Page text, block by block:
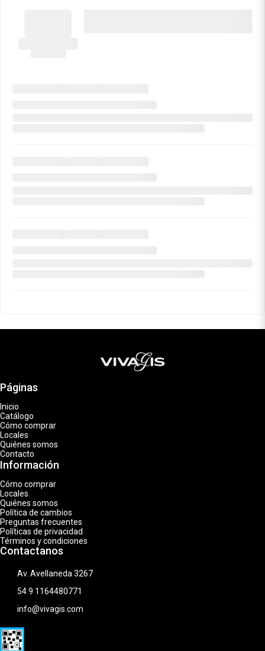
Páginas
Inicio
Catálogo
Cómo comprar
Locales
Quiénes somos
Contacto
Información
Cómo comprar
Locales
Quiénes somos
Política de cambios
Preguntas frecuentes
Políticas de privacidad
Términos y condiciones
Contactanos
Av. Avellaneda 3267
54 9 1164480771
info@vivagis.com